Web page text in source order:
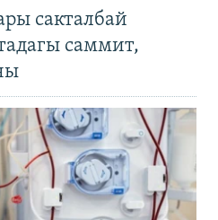
сакталбай
саммит,